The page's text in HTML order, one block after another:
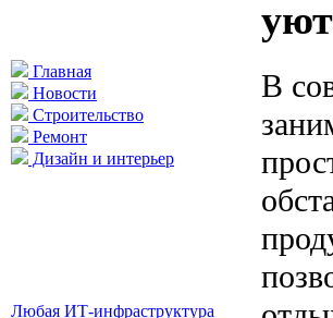
Главная
Новости
Строительство
Ремонт
Дизайн и интерьер
Любая ИТ-инфраструктура
В